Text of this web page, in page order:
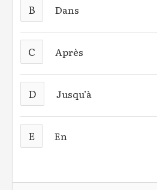
B Dans
C Après
D Jusqu’à
E En